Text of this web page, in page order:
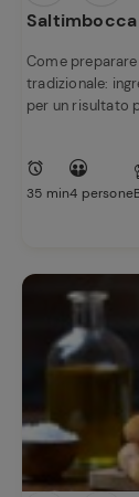
Come
tradizionale:
per un risultato
35 min4 persone